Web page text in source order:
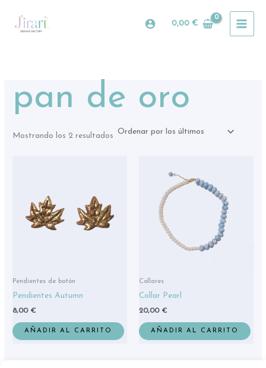
contenido
0,00 €
pan de oro
Mostrando los 2 resultados
Pendientes de botón
Pendientes Autumn
8,00 €
AÑADIR AL CARRITO
Collares
Collar Pearl
20,00 €
AÑADIR AL CARRITO